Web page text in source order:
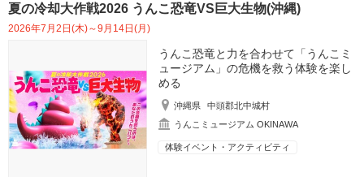
夏の冷却大作戦2026 うんこ恐竜VS巨大生物(沖縄)
2026年7月2日(木)～9月14日(月)
うんこ恐竜と力を合わせて「うんこミ
ュージアム」の危機を救う体験を楽し
める
沖縄県
中頭郡北中城村
うんこミュージアム OKINAWA
体験イベント・アクティビティ